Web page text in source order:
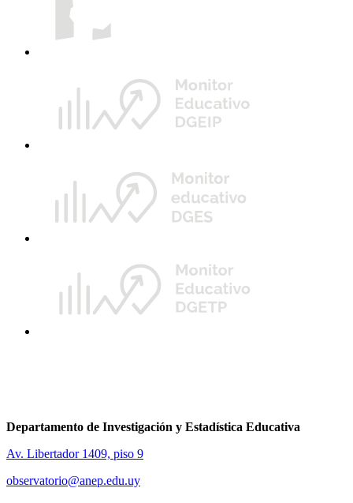
Departamento de Investigación y Estadística Educativa
Av. Libertador 1409, piso 9
observatorio@anep.edu.uy